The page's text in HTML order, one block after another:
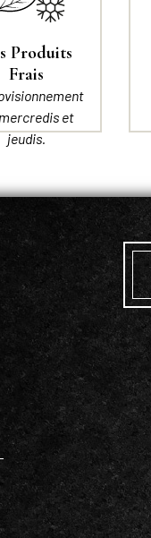
Produits
Frais
et
jeudis.